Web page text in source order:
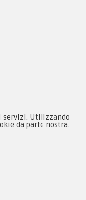
servizi. Utilizzando
da parte nostra.